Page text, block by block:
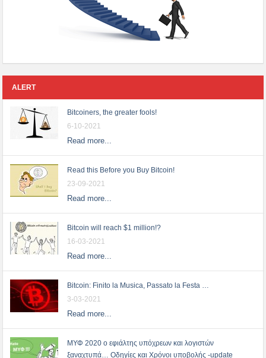
ALERT
Bitcoiners, the greater fools!
6-10-2021
Read more...
Read this Before you Buy Bitcoin!
23-09-2021
Read more...
Bitcoin will reach $1 million!?
16-03-2021
Read more...
Bitcoin: Finito la Musica, Passato la Festa …
3-03-2021
Read more...
ΜΥΦ 2020 ο εφιάλτης υπόχρεων και λογιστών
ξαναχτυπά… Οδηγίες και Χρόνοι υποβολής -update